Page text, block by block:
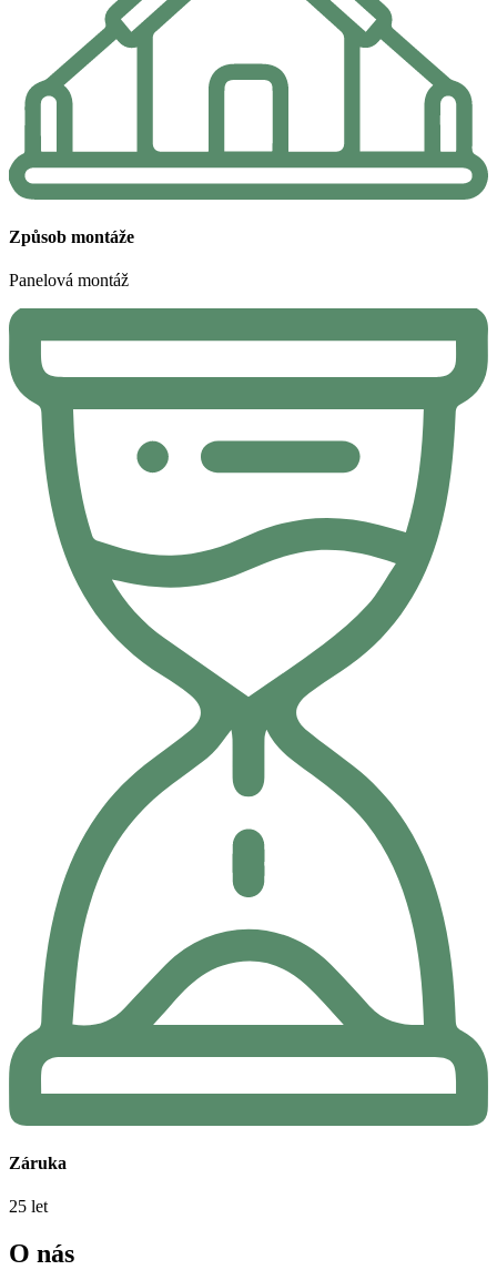
Způsob montáže
Panelová montáž
Záruka
25 let
O nás